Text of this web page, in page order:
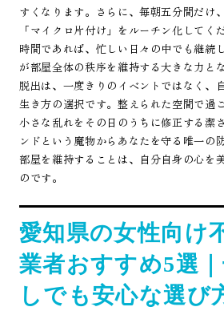
すくなります。さらに、毎朝五分間だけ
「マイクロ片付け」をルーチン化してく
時間であれば、忙しい日々の中でも継続
が部屋全体の秩序を維持する大きな力と
脱出は、一度きりのイベントではなく、
生き方の選択です。整えられた空間で過
小さな乱れをその日のうちに修正する潔
ンドという魔物からあなたを守る唯一の
部屋を維持することは、自分自身の心を
のです。
愛知県の女性向け
業者おすすめ5選
しでも安心な選び